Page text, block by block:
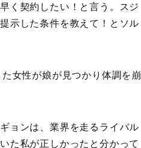
く契約したい！と言う。スジ
示した条件を教えて！とソル
女性が娘が見つかり体調を崩
ョンは、業界を走るライバル
た私が正しかったと分かって